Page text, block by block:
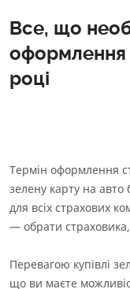
Все, що
оформлення
році
Термін оформлення
зелену карту на
для всіх страхових
— обрати страховика,
Перевагою купівлі
що ви маєте